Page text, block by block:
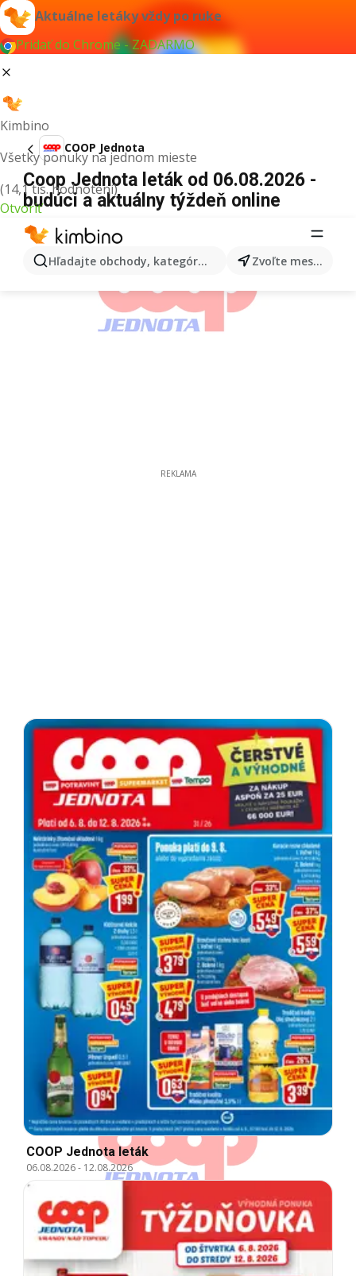
Aktuálne letáky vždy po ruke
Pridať do Chrome - ZADARMO
Kimbino
Všetky ponuky na jednom mieste
(14,1 tis. hodnotení)
Otvoriť
Hľadajte obchody, kategórie, produkty... Zvoľte mesto
COOP Jednota
Coop Jednota leták od 06.08.2026 -
budúci a aktuálny týždeň online
REKLAMA
COOP Jednota leták
06.08.2026- 12.08.2026